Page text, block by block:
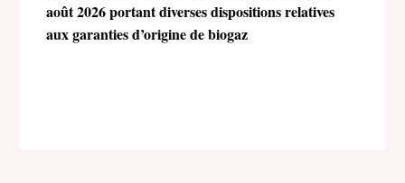
août 2026 portant diverses dispositions relatives
aux garanties d’origine de biogaz